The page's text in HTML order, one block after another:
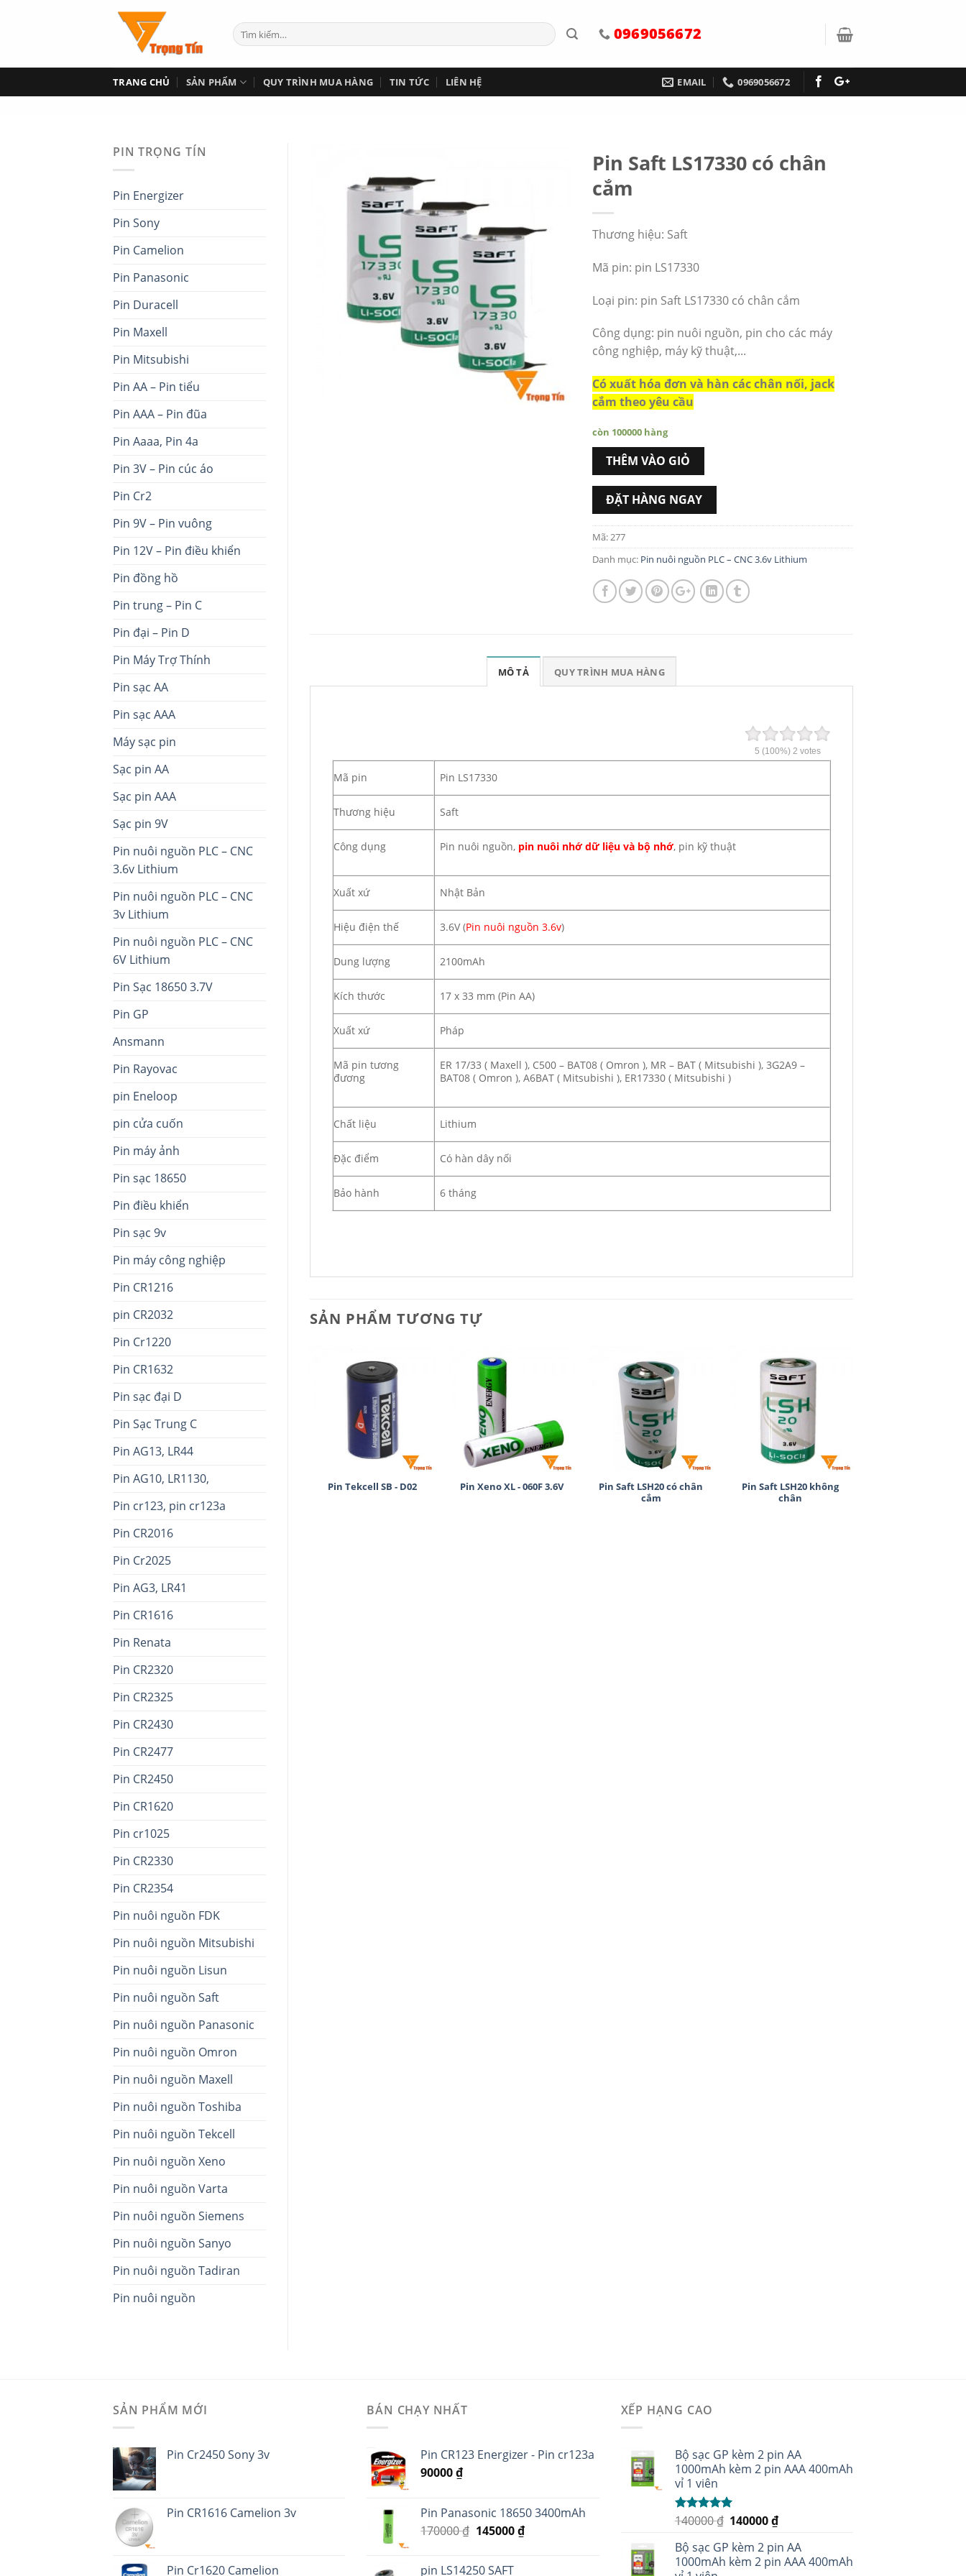
0969056672
TRANG CHỦ SẢN PHẨM QUY TRÌNH MUA HÀNG TIN TỨC LIÊN HỆ EMAIL 0969056672
PIN TRỌNG TÍN
Pin Energizer
Pin Sony
Pin Camelion
Pin Panasonic
Pin Duracell
Pin Maxell
Pin Mitsubishi
Pin AA – Pin tiểu
Pin AAA – Pin đũa
Pin Aaaa, Pin 4a
Pin 3V – Pin cúc áo
Pin Cr2
Pin 9V – Pin vuông
Pin 12V – Pin điều khiển
Pin đồng hồ
Pin trung – Pin C
Pin đại – Pin D
Pin Máy Trợ Thính
Pin sạc AA
Pin sạc AAA
Máy sạc pin
Sạc pin AA
Sạc pin AAA
Sạc pin 9V
Pin nuôi nguồn PLC – CNC
3.6v Lithium
Pin nuôi nguồn PLC – CNC
3v Lithium
Pin nuôi nguồn PLC – CNC
6V Lithium
Pin Sạc 18650 3.7V
Pin GP
Ansmann
Pin Rayovac
pin Eneloop
pin cửa cuốn
Pin máy ảnh
Pin sạc 18650
Pin điều khiển
Pin sạc 9v
Pin máy công nghiệp
Pin CR1216
pin CR2032
Pin Cr1220
Pin CR1632
Pin sạc đại D
Pin Sạc Trung C
Pin AG13, LR44
Pin AG10, LR1130,
Pin cr123, pin cr123a
Pin CR2016
Pin Cr2025
Pin AG3, LR41
Pin CR1616
Pin Renata
Pin CR2320
Pin CR2325
Pin CR2430
Pin CR2477
Pin CR2450
Pin CR1620
Pin cr1025
Pin CR2330
Pin CR2354
Pin nuôi nguồn FDK
Pin nuôi nguồn Mitsubishi
Pin nuôi nguồn Lisun
Pin nuôi nguồn Saft
Pin nuôi nguồn Panasonic
Pin nuôi nguồn Omron
Pin nuôi nguồn Maxell
Pin nuôi nguồn Toshiba
Pin nuôi nguồn Tekcell
Pin nuôi nguồn Xeno
Pin nuôi nguồn Varta
Pin nuôi nguồn Siemens
Pin nuôi nguồn Sanyo
Pin nuôi nguồn Tadiran
Pin nuôi nguồn
Pin Saft LS17330 có chân
cắm
Thương hiệu: Saft
Mã pin: pin LS17330
Loại pin: pin Saft LS17330 có chân cắm
Công dụng: pin nuôi nguồn, pin cho các máy
công nghiệp, máy kỹ thuật,...
Có xuất hóa đơn và hàn các chân nối, jack
cắm theo yêu cầu
còn 100000 hàng
THÊM VÀO GIỎ
ĐẶT HÀNG NGAY
Mã:277
Danh mục: Pin nuôi nguồn PLC – CNC 3.6v Lithium
MÔ TẢ QUY TRÌNH MUA HÀNG
5 (100%) 2 votes
Mã pin Pin LS17330
Thương hiệu Saft
Công dụng Pin nuôi nguồn, pin nuôi nhớ dữ liệu và bộ nhớ, pin kỹ thuật
Xuất xứ Nhật Bản
Hiệu điện thế 3.6V (Pin nuôi nguồn 3.6v)
Dung lượng 2100mAh
Kích thước 17 x 33 mm (Pin AA)
Xuất xứ Pháp
Mã pin tương
đương
ER 17/33 ( Maxell ), C500 – BAT08 ( Omron ), MR – BAT ( Mitsubishi ), 3G2A9 –
BAT08 ( Omron ), A6BAT ( Mitsubishi ), ER17330 ( Mitsubishi )
Chất liệu Lithium
Đặc điểm Có hàn dây nối
Bảo hành 6 tháng
SẢN PHẨM TƯƠNG TỰ
Pin Tekcell SB - D02
+
Pin Xeno XL - 060F 3.6V
Pin Saft LSH20 có chân
cắm
Pin Saft LSH20 không
chân
Pin ER6V Toshiba dây
+
Pin ER3V Toshiba dây
SẢN PHẨM MỚI
Pin Cr2450 Sony 3v
Pin CR1616 Camelion 3v
Pin Cr1620 Camelion
BÁN CHẠY NHẤT
Pin CR123 Energizer - Pin cr123a
90000₫
Pin Panasonic 18650 3400mAh
170000₫ 145000₫
pin LS14250 SAFT
XẾP HẠNG CAO
Bộ sạc GP kèm 2 pin AA
1000mAh kèm 2 pin AAA 400mAh
vỉ 1 viên
Được xếp
sao
140000₫ 140000₫
Bộ sạc GP kèm 2 pin AA
1000mAh kèm 2 pin AAA 400mAh